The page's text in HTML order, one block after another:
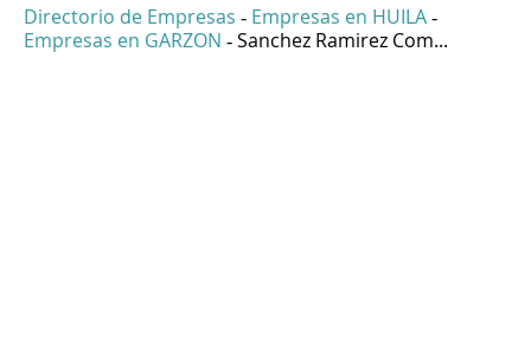
Directorio de Empresas - Empresas en HUILA -
Empresas en GARZON - Sanchez Ramirez Com...